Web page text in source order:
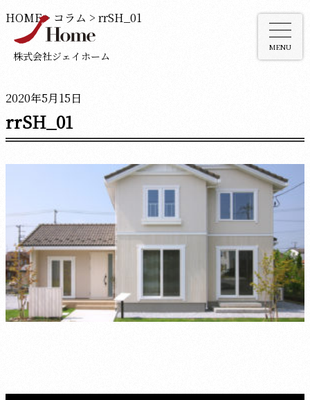
株式会社ジェイホーム
MENU
HOME> コラム > rrSH_01
2020年5月15日
rrSH_01